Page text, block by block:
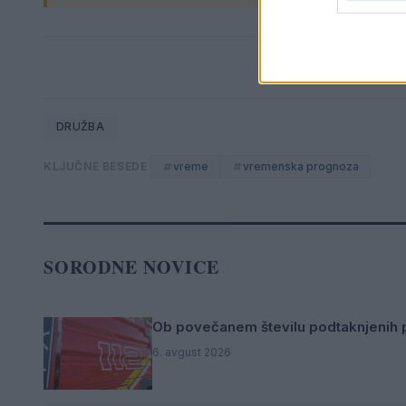
DRUŽBA
vreme vremenska prognoza
SORODNE NOVICE
Ob povečanem številu
6. avgust 2026